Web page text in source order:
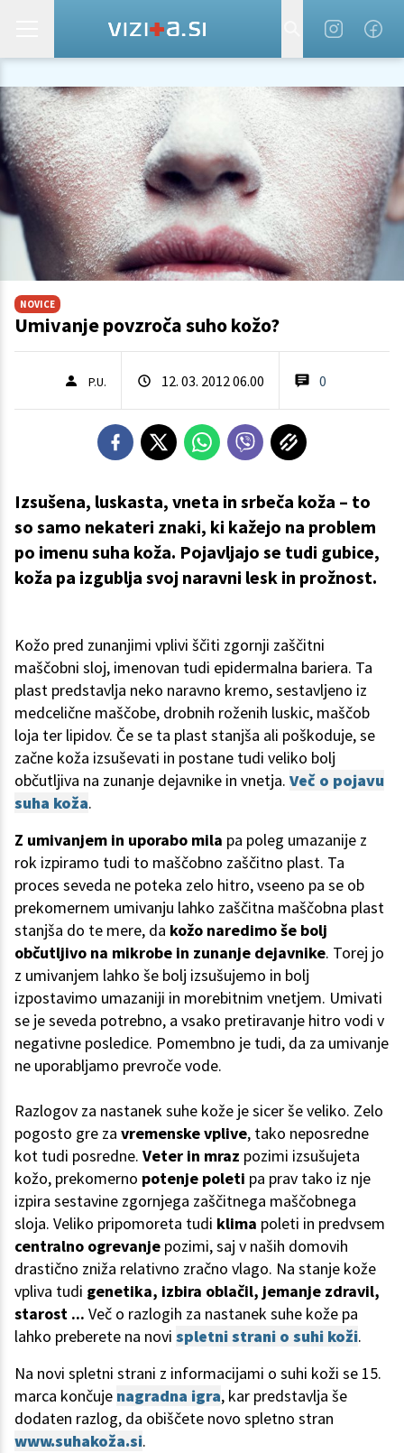
NOVICE
Umivanje povzroča suho kožo?
P.U. 12. 03. 2012 06.00 0
Izsušena, luskasta, vneta in srbeča koža – to
so samo nekateri znaki, ki kažejo na problem
po imenu suha koža. Pojavljajo se tudi gubice,
koža pa izgublja svoj naravni lesk in prožnost.
Kožo pred zunanjimi vplivi ščiti zgornji zaščitni
maščobni sloj, imenovan tudi epidermalna bariera. Ta
plast predstavlja neko naravno kremo, sestavljeno iz
medcelične maščobe, drobnih roženih luskic, maščob
loja ter lipidov. Če se ta plast stanjša ali poškoduje, se
začne koža izsuševati in postane tudi veliko bolj
občutljiva na zunanje dejavnike in vnetja. Več o pojavu
suha koža.
Z umivanjem in uporabo mila pa poleg umazanije z
rok izpiramo tudi to maščobno zaščitno plast. Ta
proces seveda ne poteka zelo hitro, vseeno pa se ob
prekomernem umivanju lahko zaščitna maščobna plast
stanjša do te mere, da kožo naredimo še bolj
občutljivo na mikrobe in zunanje dejavnike. Torej jo
z umivanjem lahko še bolj izsušujemo in bolj
izpostavimo umazaniji in morebitnim vnetjem. Umivati
se je seveda potrebno, a vsako pretiravanje hitro vodi v
negativne posledice. Pomembno je tudi, da za umivanje
ne uporabljamo prevroče vode.
Razlogov za nastanek suhe kože je sicer še veliko. Zelo
pogosto gre za vremenske vplive, tako neposredne
kot tudi posredne. Veter in mraz pozimi izsušujeta
kožo, prekomerno potenje poleti pa prav tako iz nje
izpira sestavine zgornjega zaščitnega maščobnega
sloja. Veliko pripomoreta tudi klima poleti in predvsem
centralno ogrevanje pozimi, saj v naših domovih
drastično zniža relativno zračno vlago. Na stanje kože
vpliva tudi genetika, izbira oblačil, jemanje zdravil,
starost ... Več o razlogih za nastanek suhe kože pa
lahko preberete na novi spletni strani o suhi koži.
Na novi spletni strani z informacijami o suhi koži se 15.
marca končuje nagradna igra, kar predstavlja še
dodaten razlog, da obiščete novo spletno stran
www.suhakoža.si.